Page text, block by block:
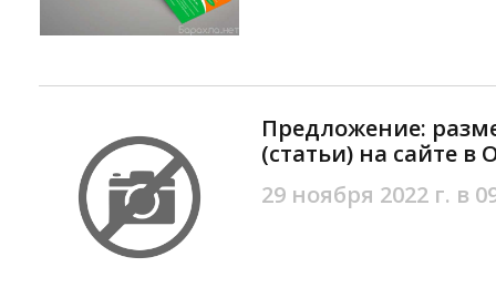
Предложение:
(статьи) на сайте в
29 ноября 2022 г. в